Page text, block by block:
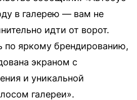
в галерею — вам не
идти от ворот.
по яркому брендированию,
экраном с
и уникальной
галереи».